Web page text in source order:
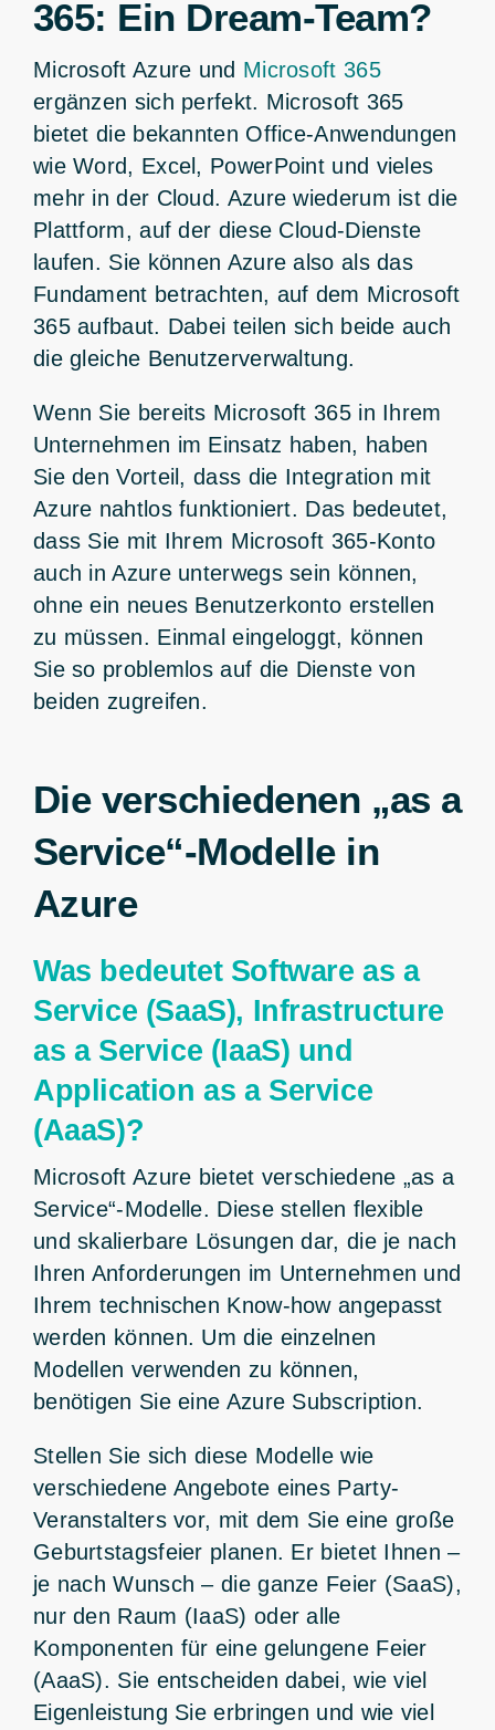
365: Ein Dream-Team?
Microsoft Azure und Microsoft 365
ergänzen sich perfekt. Microsoft 365
bietet die bekannten Office-Anwendungen
wie Word, Excel, PowerPoint und vieles
mehr in der Cloud. Azure wiederum ist die
Plattform, auf der diese Cloud-Dienste
laufen. Sie können Azure also als das
Fundament betrachten, auf dem Microsoft
365 aufbaut. Dabei teilen sich beide auch
die gleiche Benutzerverwaltung.
Wenn Sie bereits Microsoft 365 in Ihrem
Unternehmen im Einsatz haben, haben
Sie den Vorteil, dass die Integration mit
Azure nahtlos funktioniert. Das bedeutet,
dass Sie mit Ihrem Microsoft 365-Konto
auch in Azure unterwegs sein können,
ohne ein neues Benutzerkonto erstellen
zu müssen. Einmal eingeloggt, können
Sie so problemlos auf die Dienste von
beiden zugreifen.
Die verschiedenen „as a
Service“-Modelle in
Azure
Was bedeutet Software as a
Service (SaaS), Infrastructure
as a Service (IaaS) und
Application as a Service
(AaaS)?
Microsoft Azure bietet verschiedene „as a
Service“-Modelle. Diese stellen flexible
und skalierbare Lösungen dar, die je nach
Ihren Anforderungen im Unternehmen und
Ihrem technischen Know-how angepasst
werden können. Um die einzelnen
Modellen verwenden zu können,
benötigen Sie eine Azure Subscription.
Stellen Sie sich diese Modelle wie
verschiedene Angebote eines Party-
Veranstalters vor, mit dem Sie eine große
Geburtstagsfeier planen. Er bietet Ihnen –
je nach Wunsch – die ganze Feier (SaaS),
nur den Raum (IaaS) oder alle
Komponenten für eine gelungene Feier
(AaaS). Sie entscheiden dabei, wie viel
Eigenleistung Sie erbringen und wie viel